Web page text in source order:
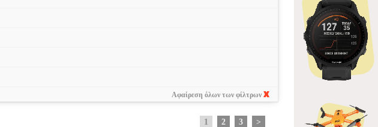
Αφαίρεση όλων των φίλτρων
1 2 3
>